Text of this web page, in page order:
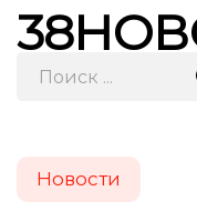
Новости